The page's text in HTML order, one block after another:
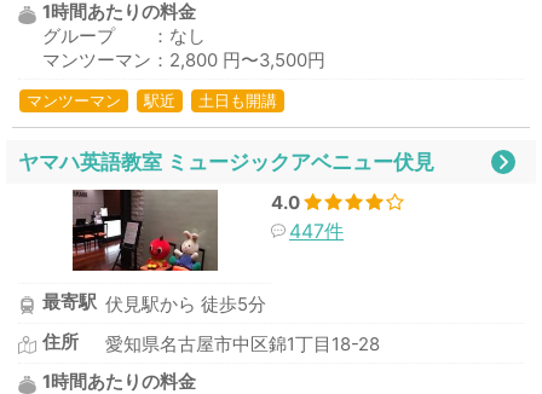
1時間あたりの料金
グループ ：なし
マンツーマン：2,800 円〜3,500円
マンツーマン 駅近 土日も開講
ヤマハ英語教室 ミュージックアベニュー伏見
4.0
447件
最寄駅 伏見駅から 徒歩5分
住所
愛知県名古屋市中区錦1丁目18-28
1時間あたりの料金